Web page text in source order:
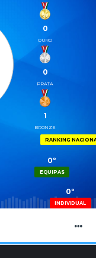
0
OURO
0
PRATA
1
BRONZE
RANKING
0º
EQUIPAS
0º
INDIVIDUAL